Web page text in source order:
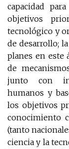
capacidad
objetivos
tecnológico y
de desarrollo;
planes en este
de
junto con
humanos y
los objetivos
conocimiento
(tanto
ciencia y la